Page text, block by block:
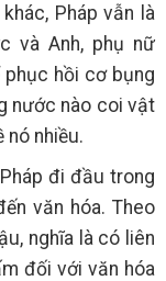
Pháp vẫn là
và Anh, phụ nữ
hồi cơ bụng
nước nào coi vật
nó nhiều.
đi đầu trong
văn hóa. Theo
nghĩa là có liên
đối với văn hóa